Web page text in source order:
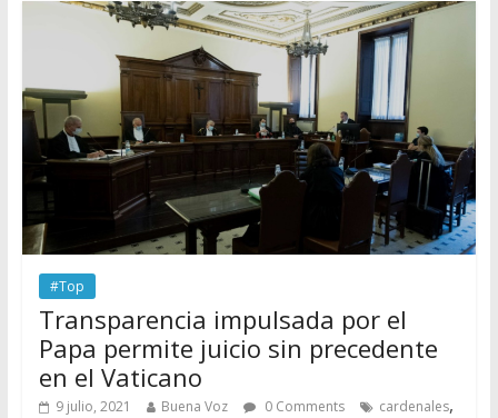
#Top
Transparencia impulsada por el
Papa permite juicio sin precedente
en el Vaticano
9 julio, 2021 Buena Voz 0 Comments cardenales,